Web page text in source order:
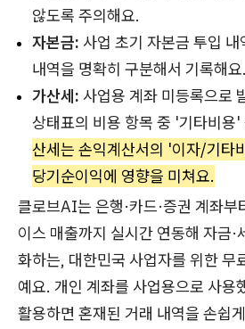
않도록 주의해요.
자본금: 사업 초기 자본금 투입
내역을 명확히 구분해서 기록해요.
가산세: 사업용 계좌 미등록으로
상태표의 비용 항목 중 '기타비용'
산세는 손익계산서의 '이자/기타
당기순이익에 영향을 미쳐요.
클로브AI는 은행·카드·증권 계좌부
이스 매출까지 실시간 연동해 자금·
화하는, 대한민국 사업자를 위한 무
예요. 개인 계좌를 사업용으로 사용
활용하면 혼재된 거래 내역을 손쉽